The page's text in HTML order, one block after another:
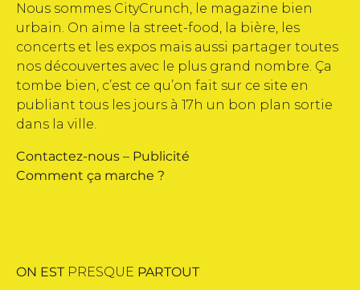
Nous sommes CityCrunch, le magazine bien
urbain. On aime la street-food, la bière, les
concerts et les expos mais aussi partager toutes
nos découvertes avec le plus grand nombre. Ça
tombe bien, c’est ce qu’on fait sur ce site en
publiant tous les jours à 17h un bon plan sortie
dans la ville.
Contactez-nous – Publicité
Comment ça marche ?
ON EST PRESQUE PARTOUT